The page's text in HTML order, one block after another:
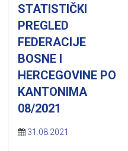
STATISTIČKI
PREGLED
FEDERACIJE
BOSNE I
HERCEGOVINE PO
KANTONIMA
08/2021
31.08.2021